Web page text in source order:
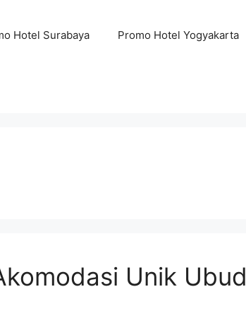
Hotel Surabaya Promo Hotel Yogyakarta
Unik Ubud